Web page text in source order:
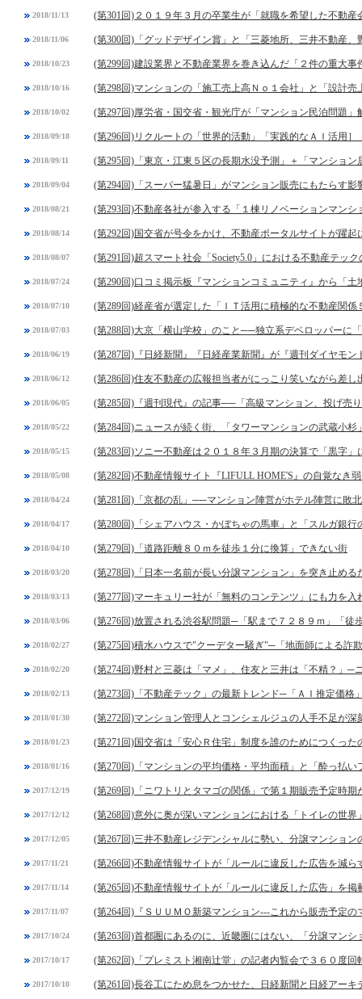
2018/11/13 (第301回)２０１９年３月の卒業生が「就職を希望した不動産
2018/11/06 (第300回)「グッドデザイン賞」と「三菱地所、三井不動産、
2018/10/23 (第299回)建設業界と不動産業界を巻き込んだ「２件の重大事
2018/10/16 (第298回)マンションの「施工売上高Ｎｏ１会社」と「設計売
2018/10/02 (第297回)厚労省・国交省・観光庁が「マンション民泊問題」
2018/09/18 (第296回)リクルートの「世界的活動」「実践的なＡＩ活用
2018/09/11 (第295回)「東京・江東５区の長期水没予測」＋「マンショ
2018/09/04 (第294回)「スーパー猛暑日」がマンション販売にもたらす影
2018/08/21 (第293回)不動産各社が参入する「１棟リノベーションマンシ
2018/08/14 (第292回)国交省が号令をかけ、不動産ポータルサイトが躍起
2018/08/07 (第291回)超スマート社会「Society5.0」における不動産テック
2018/07/24 (第290回)口コミ掲示板『マンションコミュニティ』から「土
2018/07/10 (第289回)経産省が選定した「ＩＴ活用に積極的な不動産関係
2018/07/03 (第288回)大京「横山学校」のこと──独立系デベロッパーに
2018/06/19 (第287回)『日経新聞』『日経産業新聞』が『週刊ダイヤモ
2018/06/12 (第286回)住友不動産の広報担当者がにっこり笑いながら差し
2018/06/05 (第285回)『週刊現代』の記事──「高級マンション、投げ売
2018/05/22 (第284回)ニュースが続く街、「タワーマンションの武蔵小杉
2018/05/15 (第283回)ソニー不動産は２０１８年３月期の決算で「黒字」
2018/05/08 (第282回)不動産情報サイト『LIFULL HOME'S』の自覚なき
2018/04/24 (第281回)「京都の乱」──マンション陣営がホテル陣営に敗北
2018/04/17 (第280回)「シェアハウス・かぼちゃの馬車」と「スルガ銀行
2018/04/10 (第279回)「道路距離８０ｍを徒歩１分に換算」できない街
2018/03/20 (第278回)「日本一名前が長い分譲マンション」を突き止める
2018/03/13 (第277回)マーキュリー社が「無料のコンテンツ」にも力を入
2018/03/06 (第276回)放置される渋谷駅問題─「駅まで７２８９ｍ」「徒
2018/02/27 (第275回)積水ハウスで"クーデター騒ぎ"─「地面師による詐
2018/02/20 (第274回)野村と三菱は「マメ」、住友と三井は「不精？」─
2018/02/13 (第273回)「不動産テック」の最新トレンド─「ＡＩ推定価格
2018/01/30 (第272回)マンション管理人とコンシェルジュの人手不足が深
2018/01/23 (第271回)国交省は「安心Ｒ住宅」制度を誰のためにつくった
2018/01/16 (第270回)「マンションの平均価格・平均面積」と「酔っ払
2017/12/19 (第269回)「ニワトリとタマゴの関係」で第１期販売予定時期
2017/12/12 (第268回)意外に奥が深いマンションにおける「トイレの世界
2017/12/05 (第267回)三井不動産レジデンシャルに勢い、分譲マンション
2017/11/21 (第266回)不動産情報サイトが「ルールに違反した広告を減ら
2017/11/14 (第265回)不動産情報サイトが「ルールに違反した広告」を掲
2017/11/07 (第264回)『ＳＵＵＭＯ新築マンション---これから販売予定
2017/10/24 (第263回)首都圏にあるのに、近畿圏にはない、「分譲マンシ
2017/10/17 (第262回)「プレミスト湘南辻堂」の記者内覧会で３６０度
2017/10/10 (第261回)長谷工にため息をつかせた、日経新聞と日経アーキ